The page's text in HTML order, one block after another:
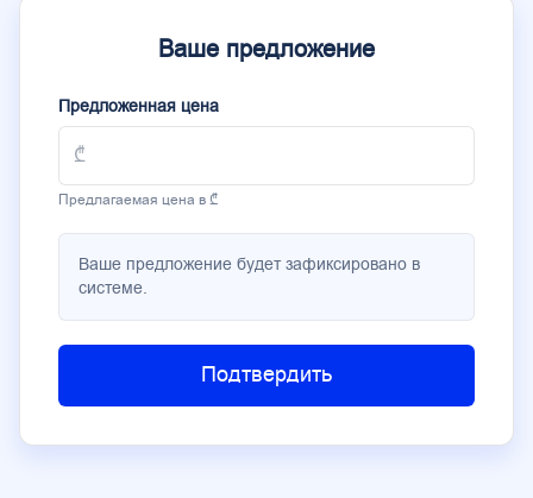
Ваше предложение
Предложенная цена
Предлагаемая цена в ₾
Ваше предложение будет зафиксировано в
системе.
Подтвердить